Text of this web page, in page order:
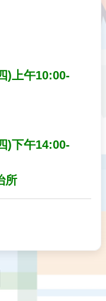
)上午10:00-
)下午14:00-
所